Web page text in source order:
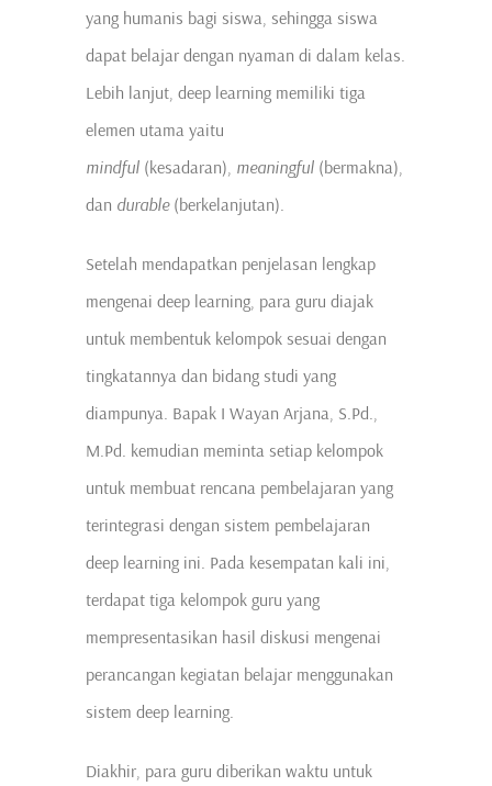
yang humanis bagi siswa, sehingga siswa
dapat belajar dengan nyaman di dalam kelas.
Lebih lanjut, deep learning memiliki tiga
elemen utama yaitu
mindful (kesadaran), meaningful(bermakna),
dan durable(berkelanjutan).
Setelah mendapatkan penjelasan lengkap
mengenai deep learning, para guru diajak
untuk membentuk kelompok sesuai dengan
tingkatannya dan bidang studi yang
diampunya. Bapak I Wayan Arjana, S.Pd.,
M.Pd. kemudian meminta setiap kelompok
untuk membuat rencana pembelajaran yang
terintegrasi dengan sistem pembelajaran
deep learning ini. Pada kesempatan kali ini,
terdapat tiga kelompok guru yang
mempresentasikan hasil diskusi mengenai
perancangan kegiatan belajar menggunakan
sistem deep learning.
Diakhir, para guru diberikan waktu untuk